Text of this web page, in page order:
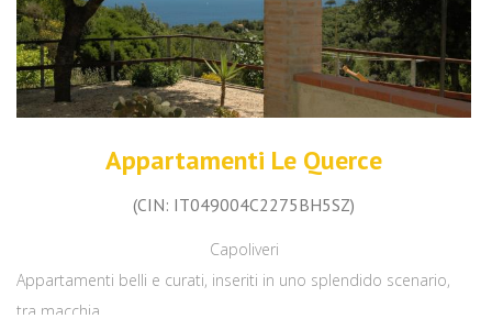
Appartamenti Le Querce
(CIN: IT049004C2275BH5SZ)
Capoliveri
Appartamenti belli e curati, inseriti in uno splendido scenario,
tra macchia...